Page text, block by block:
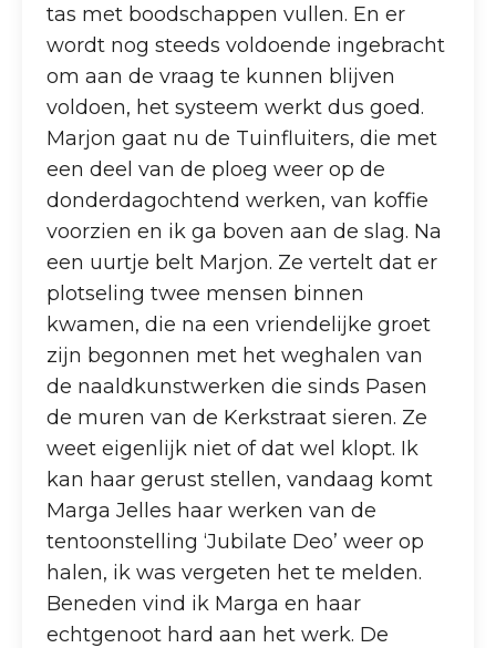
tas met boodschappen vullen. En er
wordt nog steeds voldoende ingebracht
om aan de vraag te kunnen blijven
voldoen, het systeem werkt dus goed.
Marjon gaat nu de Tuinfluiters, die met
een deel van de ploeg weer op de
donderdagochtend werken, van koffie
voorzien en ik ga boven aan de slag. Na
een uurtje belt Marjon. Ze vertelt dat er
plotseling twee mensen binnen
kwamen, die na een vriendelijke groet
zijn begonnen met het weghalen van
de naaldkunstwerken die sinds Pasen
de muren van de Kerkstraat sieren. Ze
weet eigenlijk niet of dat wel klopt. Ik
kan haar gerust stellen, vandaag komt
Marga Jelles haar werken van de
tentoonstelling ‘Jubilate Deo’ weer op
halen, ik was vergeten het te melden.
Beneden vind ik Marga en haar
echtgenoot hard aan het werk. De